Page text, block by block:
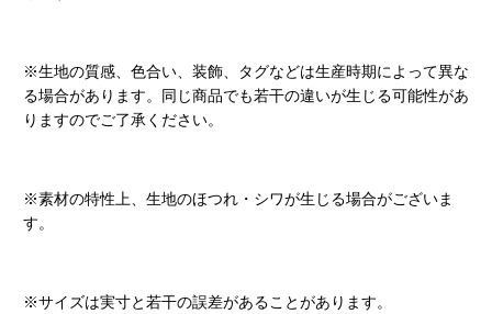
※生地の質感、色合い、装飾、タグなどは生産時期によって異な
る場合があります。同じ商品でも若干の違いが生じる可能性があ
りますのでご了承ください。
※素材の特性上、生地のほつれ・シワが生じる場合がございま
す。
※サイズは実寸と若干の誤差があることがあります。